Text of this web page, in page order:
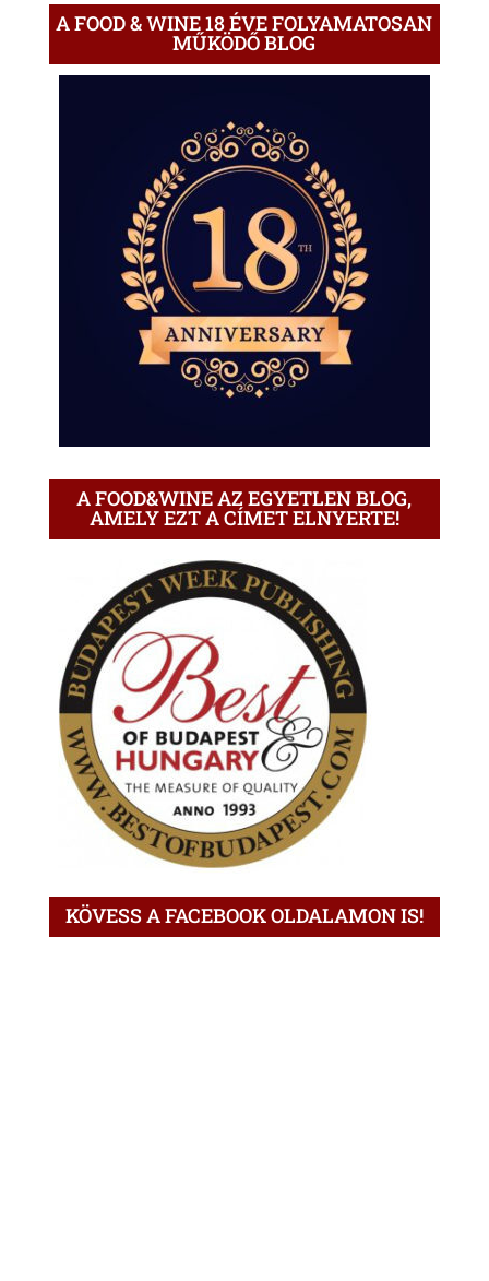
A FOOD & WINE 18 ÉVE FOLYAMATOSAN
MŰKÖDŐ BLOG
A FOOD&WINE AZ EGYETLEN BLOG,
AMELY EZT A CÍMET ELNYERTE!
KÖVESS A FACEBOOK OLDALAMON IS!